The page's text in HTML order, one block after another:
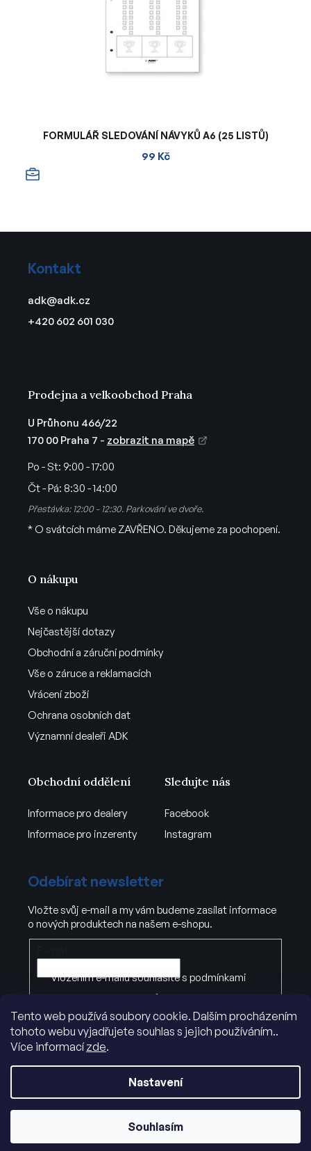
Tento web používá soubory cookie. Dalším procházením
tohoto webu vyjadřujete souhlas s jejich používáním..
Více informacízde.
Nastavení
Souhlasím
FORMULÁŘ SLEDOVÁNÍ NÁVYKŮ A6 (25 LISTŮ)
99 Kč
Kontakt
adk@adk.cz
+420 602 601 030
O nákupu
Vše o nákupu
Nejčastější dotazy
Obchodní a záruční podmínky
Vše o záruce a reklamacích
Vrácení zboží
Ochrana osobních dat
Významní dealeři ADK
Prodejna a velkoobchod Praha
U Průhonu 466/22
170 00 Praha 7 - zobrazit na mapě
Po - St: 9:00 - 17:00
Čt - Pá: 8:30 - 14:00
Přestávka: 12:00 - 12:30. Parkování ve dvoře.
* O svátcích máme ZAVŘENO. Děkujeme za pochopení.
Obchodní oddělení
Informace pro dealery
Informace pro inzerenty
Sledujte nás
Facebook
Instagram
Odebírat newsletter
Vložte svůj e-mail a my vám budeme zasílat informace
o nových produktech na našem e-shopu.
Vložením e-mailu souhlasíte s podmínkami
ochrany osobních údajů
PŘIHLÁSIT SE
Vytvořil Shoptet|Dostmedia
Copyright 2026ADK.cz. Všechna práva vyhrazena.